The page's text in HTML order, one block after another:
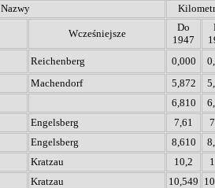
Nazwy
Wcześniejsze
Do
1947
Reichenberg 0,000
Machendorf 5,872
6,810
Engelsberg 7,61
Engelsberg 8,610
Kratzau 10,2
Kratzau 10,549